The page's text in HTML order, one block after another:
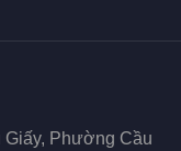
Giấy, Phường Cầu